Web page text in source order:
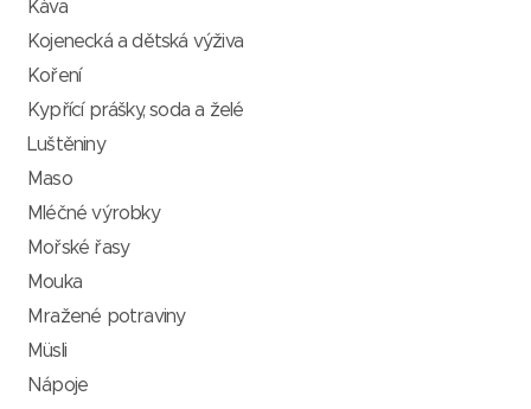
Káva
Kojenecká a dětská výživa
Koření
Kypřící prášky, soda a želé
Luštěniny
Maso
Mléčné výrobky
Mořské řasy
Mouka
Mražené potraviny
Müsli
Nápoje